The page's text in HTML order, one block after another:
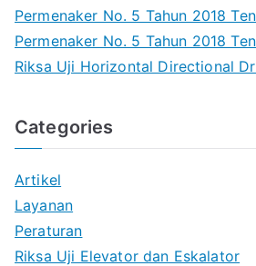
Permenaker No. 5 Tahun 2018
Permenaker No. 5 Tahun 2018
Riksa Uji Horizontal Directional
Categories
Artikel
Layanan
Peraturan
Riksa Uji Elevator dan Eskalator